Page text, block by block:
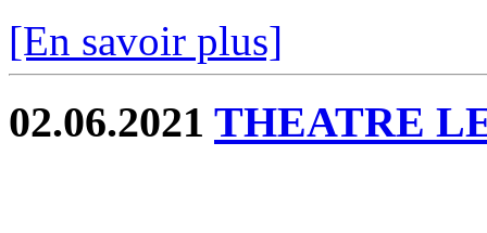
[En savoir plus]
02.06.2021 THEATRE